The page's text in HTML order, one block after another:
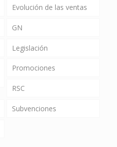
Evolución de las ventas
GN
Legislación
Promociones
RSC
Subvenciones